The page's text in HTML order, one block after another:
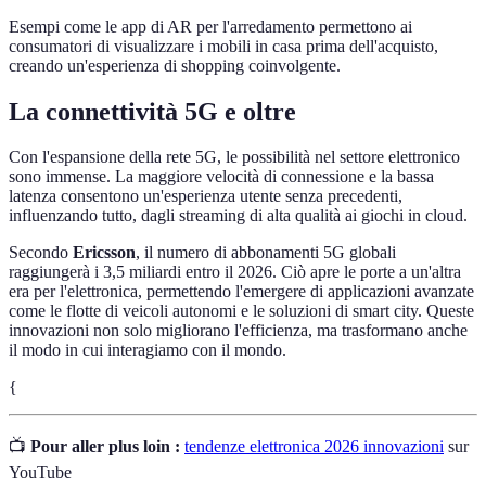
Esempi come le app di AR per l'arredamento permettono ai
consumatori di visualizzare i mobili in casa prima dell'acquisto,
creando un'esperienza di shopping coinvolgente.
La connettività 5G e oltre
Con l'espansione della rete 5G, le possibilità nel settore elettronico
sono immense. La maggiore velocità di connessione e la bassa
latenza consentono un'esperienza utente senza precedenti,
influenzando tutto, dagli streaming di alta qualità ai giochi in cloud.
Secondo Ericsson, il numero di abbonamenti 5G globali
raggiungerà i 3,5 miliardi entro il 2026. Ciò apre le porte a un'altra
era per l'elettronica, permettendo l'emergere di applicazioni avanzate
come le flotte di veicoli autonomi e le soluzioni di smart city. Queste
innovazioni non solo migliorano l'efficienza, ma trasformano anche
il modo in cui interagiamo con il mondo.
{
📺 Pour aller plus loin : tendenze elettronica 2026 innovazioni sur
YouTube